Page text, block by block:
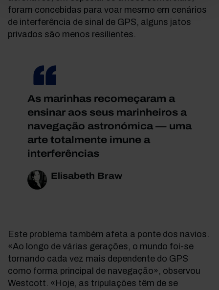
foram concebidas para voar mesmo em cenários
de interferência de sinal de GPS, alguns jatos
privados são menos resilientes.
As marinhas recomeçaram a
ensinar aos seus marinheiros a
navegação astronómica — uma
arte totalmente imune a
interferências
Elisabeth Braw
Este problema também afeta a ponte dos navios.
«Ao longo de várias gerações, o mundo foi-se
tornando cada vez mais dependente do GPS
como forma principal de navegação», observou
Westcott. «Hoje, as tripulações têm de se